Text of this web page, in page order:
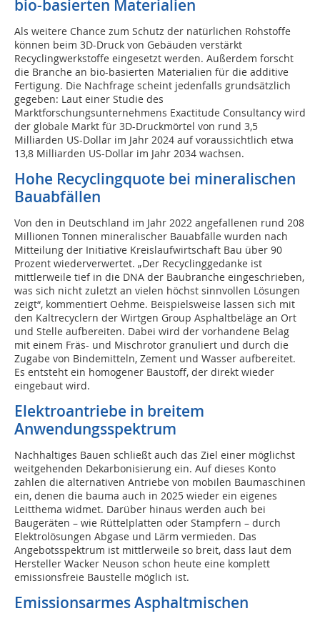
bio-basierten Materialien
Als weitere Chance zum Schutz der natürlichen Rohstoffe
können beim 3D-Druck von Gebäuden verstärkt
Recyclingwerkstoffe eingesetzt werden. Außerdem forscht
die Branche an bio-basierten Materialien für die additive
Fertigung. Die Nachfrage scheint jedenfalls grundsätzlich
gegeben: Laut einer Studie des
Marktforschungsunternehmens Exactitude Consultancy wird
der globale Markt für 3D-Druckmörtel von rund 3,5
Milliarden US-Dollar im Jahr 2024 auf voraussichtlich etwa
13,8 Milliarden US-Dollar im Jahr 2034 wachsen.
Hohe Recyclingquote bei mineralischen
Bauabfällen
Von den in Deutschland im Jahr 2022 angefallenen rund 208
Millionen Tonnen mineralischer Bauabfälle wurden nach
Mitteilung der Initiative Kreislaufwirtschaft Bau über 90
Prozent wiederverwertet. „Der Recyclinggedanke ist
mittlerweile tief in die DNA der Baubranche eingeschrieben,
was sich nicht zuletzt an vielen höchst sinnvollen Lösungen
zeigt“, kommentiert Oehme. Beispielsweise lassen sich mit
den Kaltrecyclern der Wirtgen Group Asphaltbeläge an Ort
und Stelle aufbereiten. Dabei wird der vorhandene Belag
mit einem Fräs- und Mischrotor granuliert und durch die
Zugabe von Bindemitteln, Zement und Wasser aufbereitet.
Es entsteht ein homogener Baustoff, der direkt wieder
eingebaut wird.
Elektroantriebe in breitem
Anwendungsspektrum
Nachhaltiges Bauen schließt auch das Ziel einer möglichst
weitgehenden Dekarbonisierung ein. Auf dieses Konto
zahlen die alternativen Antriebe von mobilen Baumaschinen
ein, denen die bauma auch in 2025 wieder ein eigenes
Leitthema widmet. Darüber hinaus werden auch bei
Baugeräten – wie Rüttelplatten oder Stampfern – durch
Elektrolösungen Abgase und Lärm vermieden. Das
Angebotsspektrum ist mittlerweile so breit, dass laut dem
Hersteller Wacker Neuson schon heute eine komplett
emissionsfreie Baustelle möglich ist.
Emissionsarmes Asphaltmischen